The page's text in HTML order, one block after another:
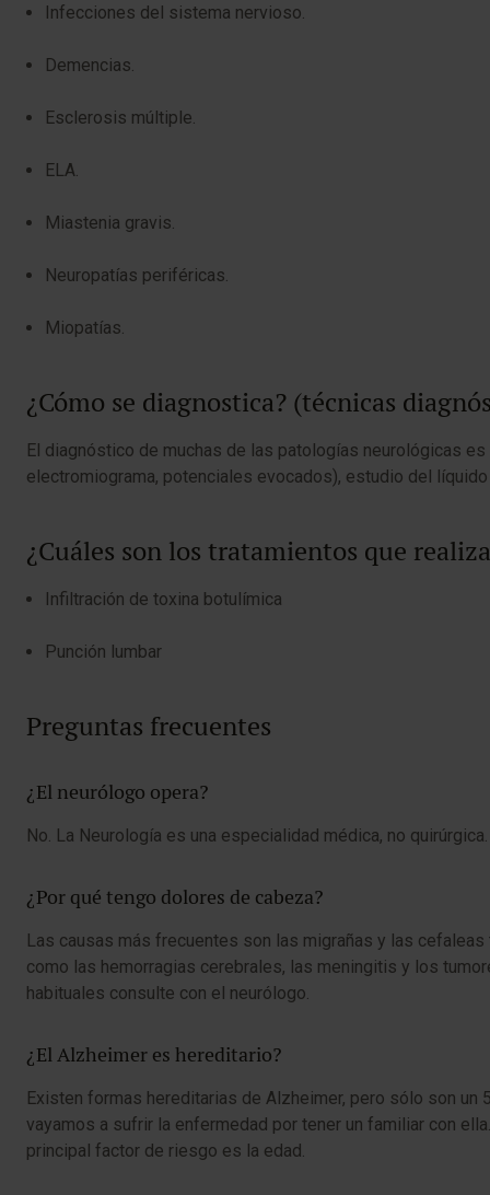
Infecciones del sistema nervioso.
Demencias.
Esclerosis múltiple.
ELA.
Miastenia gravis.
Neuropatías periféricas.
Miopatías.
¿Cómo se diagnostica? (técnicas
El diagnóstico de muchas de las patologías neurológicas
electromiograma, potenciales evocados), estudio del
¿Cuáles son los tratamientos que
Infiltración de toxina botulímica
Punción lumbar
Preguntas frecuentes
¿El neurólogo opera?
No. La Neurología es una especialidad médica, no
¿Por qué tengo dolores de cabeza?
Las causas más frecuentes son las migrañas y las
como las hemorragias cerebrales, las meningitis y los
habituales consulte con el neurólogo.
¿El Alzheimer es hereditario?
Existen formas hereditarias de Alzheimer, pero sólo son
vayamos a sufrir la enfermedad por tener un familiar con
principal factor de riesgo es la edad.